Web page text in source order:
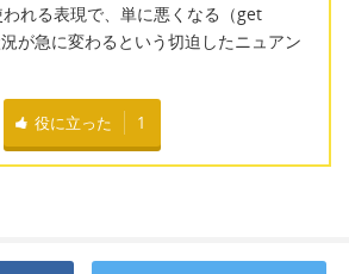
れる表現で、単に悪くなる（get
が急に変わるという切迫したニュアン
役に立った 1